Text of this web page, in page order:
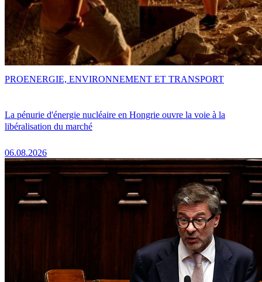
La pénurie d'énergie nucléaire en Hongrie ouvre la voie à la
libéralisation du marché
06.08.2026
PROENERGIE, ENVIRONNEMENT ET TRANSPORT